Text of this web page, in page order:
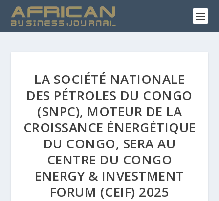
LA SOCIÉTÉ NATIONALE
DES PÉTROLES DU CONGO
(SNPC), MOTEUR DE LA
CROISSANCE ÉNERGÉTIQUE
DU CONGO, SERA AU
CENTRE DU CONGO
ENERGY & INVESTMENT
FORUM (CEIF) 2025